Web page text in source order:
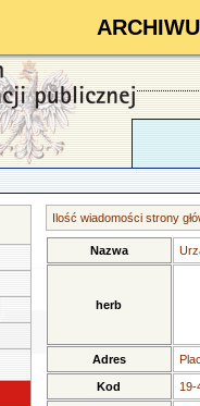
Ilość wiadomości strony
Nazwa
herb
Adres
Kod 19-